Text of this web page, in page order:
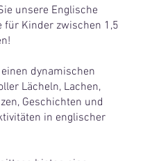
unsere Englische
für Kinder zwischen 1,5
dynamischen
Lächeln, Lachen,
Geschichten und
in englischer